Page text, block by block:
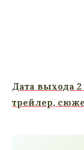
Дата выхода
трейлер,